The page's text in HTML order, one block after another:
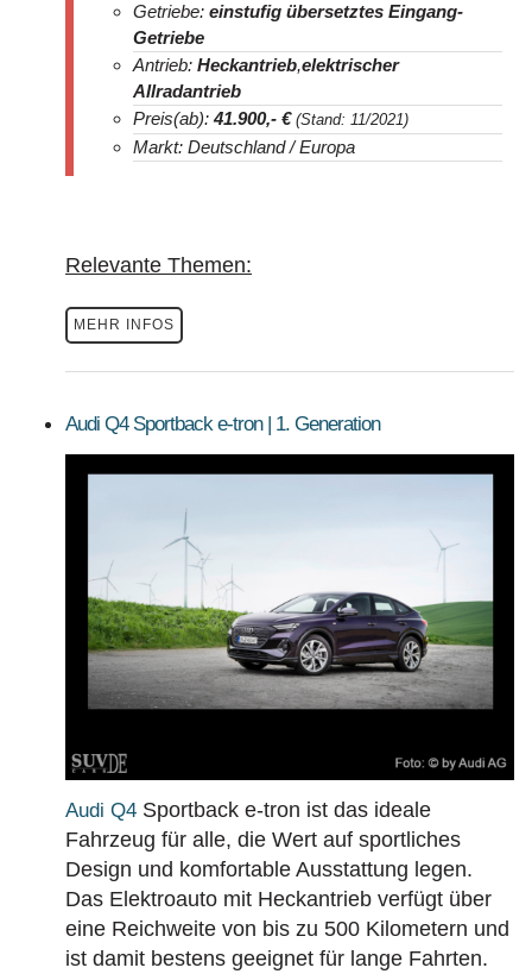
Getriebe: einstufig übersetztes Eingang-
Getriebe
Antrieb: Heckantrieb,elektrischer
Allradantrieb
Preis(ab):41.900,- € (Stand: 11/2021)
Markt: Deutschland / Europa
Relevante Themen:
MEHR INFOS
Audi Q4 Sportback e-tron | 1. Generation
Audi Q4 Sportback e-tron ist das ideale
Fahrzeug für alle, die Wert auf sportliches
Design und komfortable Ausstattung legen.
Das Elektroauto mit Heckantrieb verfügt über
eine Reichweite von bis zu 500 Kilometern und
ist damit bestens geeignet für lange Fahrten.